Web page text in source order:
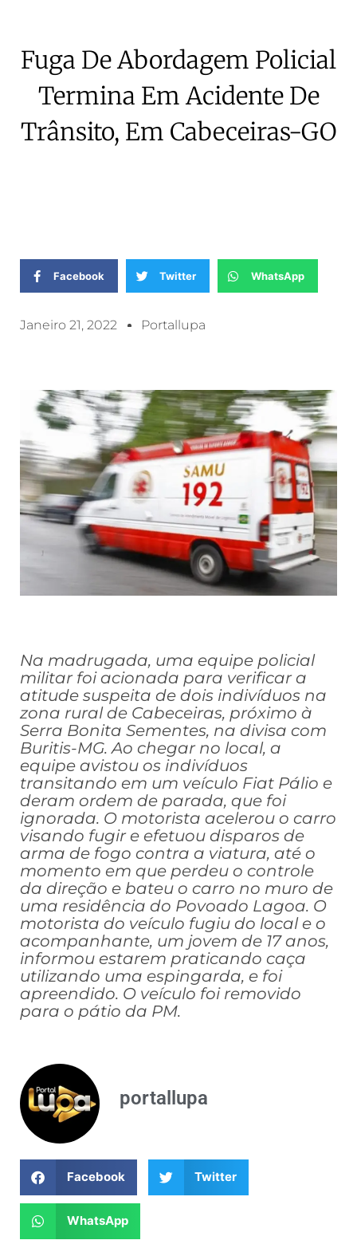
Fuga De Abordagem Policial
Termina Em Acidente De
Trânsito, Em Cabeceiras-GO
Facebook Twitter WhatsApp
Janeiro 21, 2022 Portallupa
Na madrugada, uma equipe policial
militar foi acionada para verificar a
atitude suspeita de dois indivíduos na
zona rural de Cabeceiras, próximo à
Serra Bonita Sementes, na divisa com
Buritis-MG. Ao chegar no local, a
equipe avistou os indivíduos
transitando em um veículo Fiat Pálio e
deram ordem de parada, que foi
ignorada. O motorista acelerou o carro
visando fugir e efetuou disparos de
arma de fogo contra a viatura, até o
momento em que perdeu o controle
da direção e bateu o carro no muro de
uma residência do Povoado Lagoa. O
motorista do veículo fugiu do local e o
acompanhante, um jovem de 17 anos,
informou estarem praticando caça
utilizando uma espingarda, e foi
apreendido. O veículo foi removido
para o pátio da PM.
portallupa
Facebook Twitter
WhatsApp